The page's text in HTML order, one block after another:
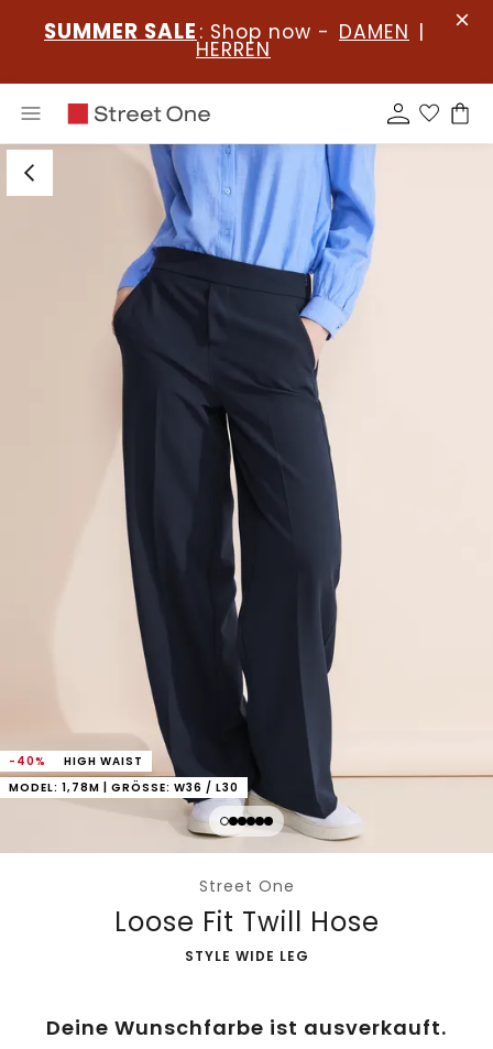
SUMMER SALE : Shop now - DAMEN |
HERREN
-40%
HIGH WAIST
MODEL: 1,78M | GRÖSSE: W36 / L30
Street One
Loose Fit Twill Hose
-
STYLE WIDE LEG
Deine Wunschfarbe ist ausverkauft.